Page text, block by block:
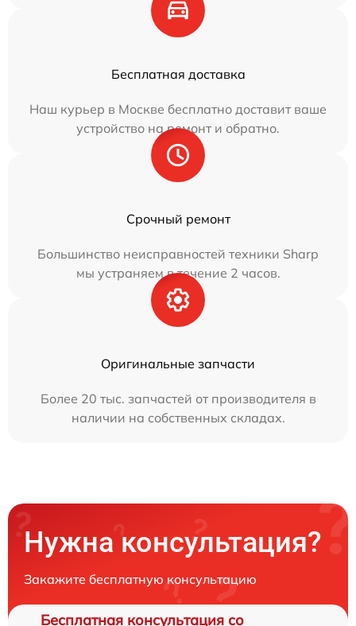
Бесплатная доставка
Наш курьер в Москве бесплатно доставит ваше
устройство на ремонт и обратно.
Срочный ремонт
Большинство неисправностей техники Sharp
мы устраняем в течение 2 часов.
Оригинальные запчасти
Более 20 тыс. запчастей от производителя в
наличии на собственных складах.
Нужна консультация?
Закажите бесплатную консультацию
Бесплатная консультация со